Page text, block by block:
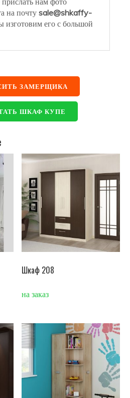
на почту sale@shkaffy-
его с большой
ЗАМЕРЩИКА
ШКАФ КУПЕ
Шкаф 208
на заказ